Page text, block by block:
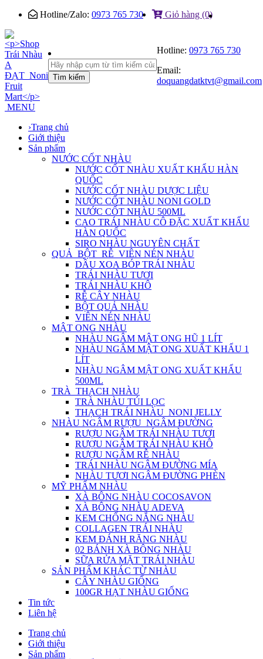
Hotline/Zalo: 0973 765 730 Giỏ hàng (0)
Tìm kiếm
Hotline: 0973 765 730
Email:
doquangdatktvt@gmail.com
MENU
›Trang chủ
Giới thiệu
Sản phẩm
NƯỚC CỐT NHÀU
NƯỚC CỐT NHÀU XUẤT KHẨU HÀN
QUỐC
NƯỚC CỐT NHÀU DƯỢC LIỆU
NƯỚC CỐT NHÀU NONI GOLD
NƯỚC CỐT NHÀU 500ML
CAO TRÁI NHÀU CÔ ĐẶC XUẤT KHẨU
HÀN QUỐC
SIRO NHÀU NGUYÊN CHẤT
QUẢ_BỘT_RỄ_VIÊN NÉN NHÀU
DẦU XOA BÓP TRÁI NHÀU
TRÁI NHÀU TƯƠI
TRÁI NHÀU KHÔ
RỄ CÂY NHÀU
BỘT QUẢ NHÀU
VIÊN NÉN NHÀU
MẬT ONG NHÀU
NHÀU NGÂM MẬT ONG HŨ 1 LÍT
NHÀU NGÂM MẬT ONG XUẤT KHẨU 1
LÍT
NHÀU NGÂM MẬT ONG XUẤT KHẨU
500ML
TRÀ_THẠCH NHÀU
TRÀ NHÀU TÚI LỌC
THẠCH TRÁI NHÀU_NONI JELLY
NHÀU NGÂM RƯỢU_NGÂM ĐƯỜNG
RƯỢU NGÂM TRÁI NHÀU TƯƠI
RƯỢU NGÂM TRÁI NHÀU KHÔ
RƯỢU NGÂM RỄ NHÀU
TRÁI NHÀU NGÂM ĐƯỜNG MÍA
NHÀU TƯƠI NGÂM ĐƯỜNG PHÈN
MỸ PHẨM NHÀU
XÀ BÔNG NHÀU COCOSAVON
XÀ BÔNG NHÀU ADEVA
KEM CHỐNG NẮNG NHÀU
COLLAGEN TRÁI NHÀU
KEM ĐÁNH RĂNG NHÀU
02 BÁNH XÀ BÔNG NHÀU
SỮA RỬA MẶT TRÁI NHÀU
SẢN PHẨM KHÁC TỪ NHÀU
CÂY NHÀU GIỐNG
100GR HẠT NHÀU GIỐNG
Tin tức
Liên hệ
Trang chủ
Giới thiệu
Sản phẩm